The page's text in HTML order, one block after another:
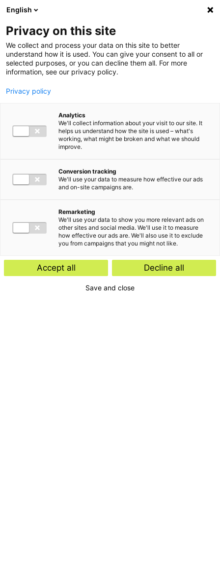
Ga direct naar de inhoud
English
Privacy on this site
We collect and process your data on this site to better
understand how it is used. You can give your consent to all or
selected purposes, or you can decline them all. For more
information, see our privacy policy.
Privacy policy
Analytics
We'll collect information about your visit to our site. It
helps us understand how the site is used – what's
working, what might be broken and what we should
improve.
Conversion tracking
We'll use your data to measure how effective our ads
and on-site campaigns are.
Remarketing
We'll use your data to show you more relevant ads on
other sites and social media. We'll use it to measure
how effective our ads are. We'll also use it to exclude
you from campaigns that you might not like.
Accept all Decline all
Save and close